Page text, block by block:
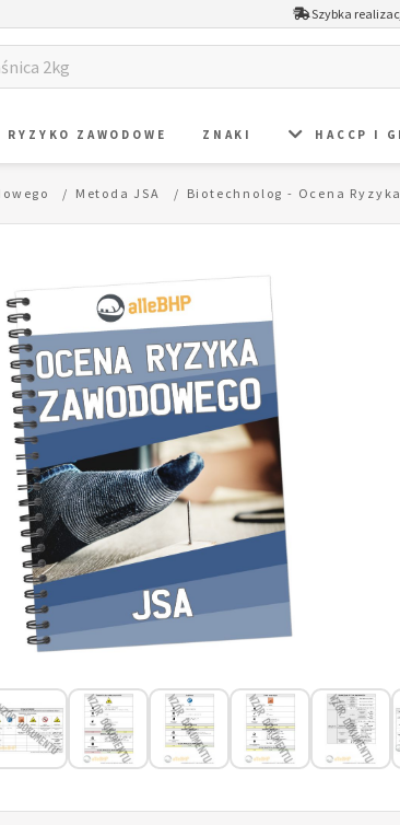
Szybka
RYZYKO ZAWODOWE ZNAKI HACCP I
Metoda JSA Biotechnolog - Ocena